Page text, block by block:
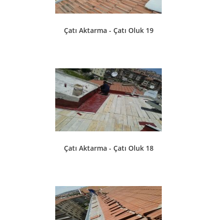
Çatı Aktarma - Çatı Oluk 19
Çatı Aktarma - Çatı Oluk 18